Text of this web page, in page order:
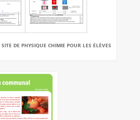
DE PHYSIQUE CHIMIE POUR LES ÉLÈVES